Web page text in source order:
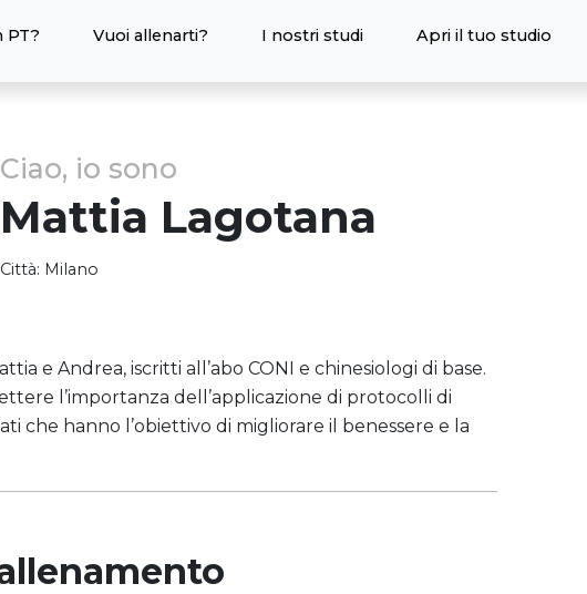
PT? Vuoi allenarti? I nostri studi Apri il tuo studio
Ciao, io sono
Mattia Lagotana
Città: Milano
e Andrea, iscritti all’abo CONI e chinesiologi di base.
l’importanza dell’applicazione di protocolli di
che hanno l’obiettivo di migliorare il benessere e la